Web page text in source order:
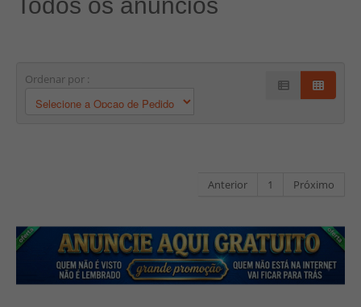
Todos os anuncios
Ordenar por :
Anterior 1 Próximo